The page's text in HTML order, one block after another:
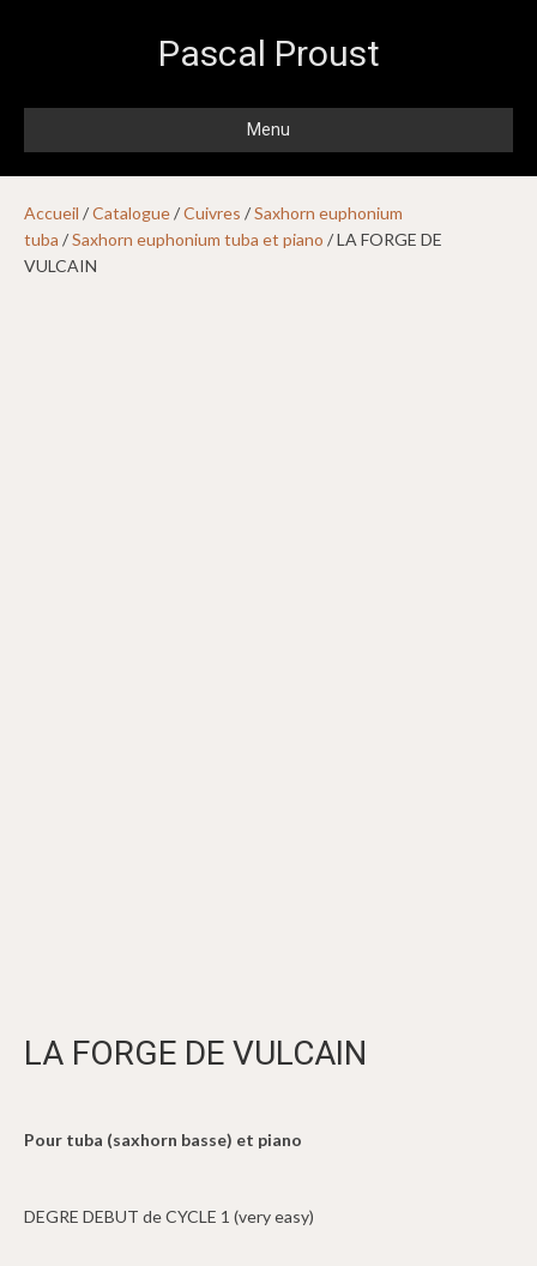
Pascal Proust
Menu
Accueil /Catalogue/Cuivres /Saxhorn euphonium
tuba /Saxhorn euphonium tuba et piano / LA FORGE DE
VULCAIN
LA FORGE DE VULCAIN
Pour tuba (saxhorn basse) et piano
DEGRE DEBUT de CYCLE 1 (very easy)